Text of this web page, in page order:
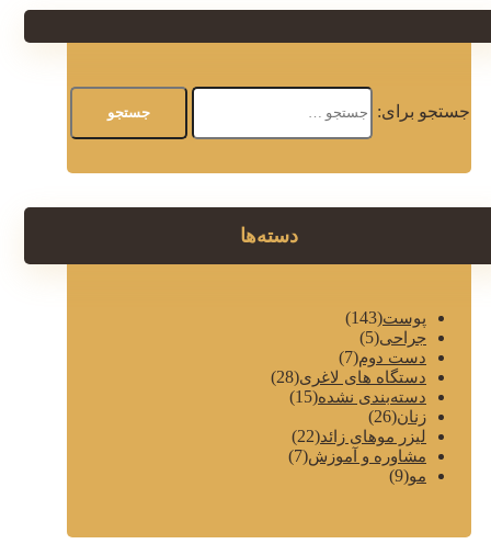
جستجو برای:
دسته‌ها
پوست(143)
جراحی(5)
دست دوم(7)
دستگاه های لاغری(28)
دسته‌بندی نشده(15)
زنان(26)
لیزر موهای زائد(22)
مشاوره و آموزش(7)
مو(9)